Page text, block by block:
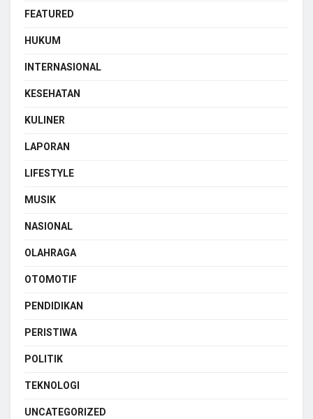
FEATURED
HUKUM
INTERNASIONAL
KESEHATAN
KULINER
LAPORAN
LIFESTYLE
MUSIK
NASIONAL
OLAHRAGA
OTOMOTIF
PENDIDIKAN
PERISTIWA
POLITIK
TEKNOLOGI
UNCATEGORIZED